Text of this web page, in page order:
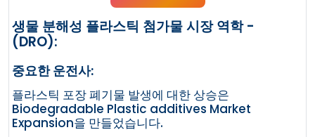
생물 분해성 플라스틱 첨가물 시장 역학 -
(DRO):
중요한 운전사:
플라스틱 포장 폐기물 발생에 대한 상승은
Biodegradable Plastic additives Market
Expansion을 만들었습니다.